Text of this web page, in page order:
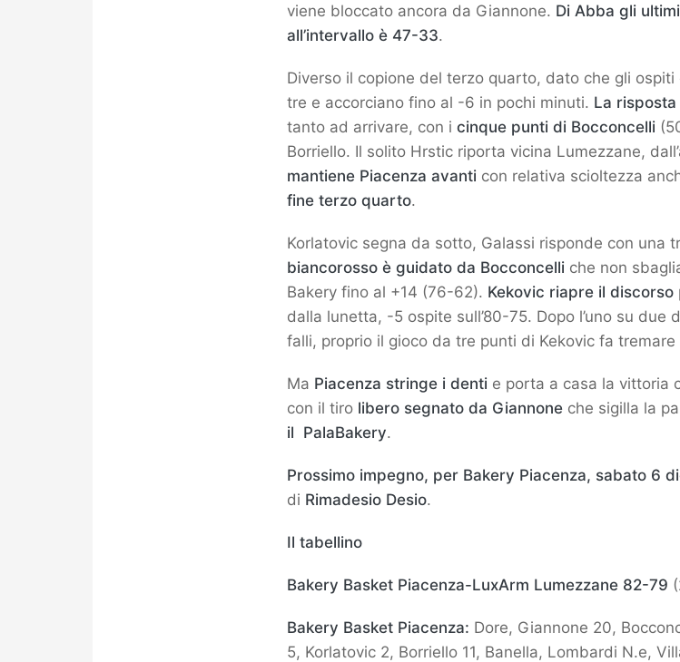
viene bloccato ancora da Giannone. Di Abba gli
all’intervallo è 47-33.
Diverso il copione del terzo quarto, dato che gli
tre e accorciano fino al -6 in pochi minuti. La
tanto ad arrivare, con i cinque punti di Bocconcelli
Borriello. Il solito Hrstic riporta vicina Lumezzane,
mantiene Piacenza avanti con relativa scioltezza
fine terzo quarto.
Korlatovic segna da sotto, Galassi risponde con una
biancorosso è guidato da Bocconcelli che non
Bakery fino al +14 (76-62). Kekovic riapre il discorso
dalla lunetta, -5 ospite sull’80-75. Dopo l’uno su due
falli, proprio il gioco da tre punti di Kekovic fa tremare
Ma Piacenza stringe i denti e porta a casa la vittoria
con il tiro libero segnato da Giannone che sigilla la
il PalaBakery.
Prossimo impegno, per Bakery Piacenza, sabato 6
di Rimadesio Desio.
Il tabellino
Bakery Basket Piacenza-LuxArm Lumezzane 82-79
Bakery Basket Piacenza: Dore, Giannone 20,
5, Korlatovic 2, Borriello 11, Banella, Lombardi N.e,